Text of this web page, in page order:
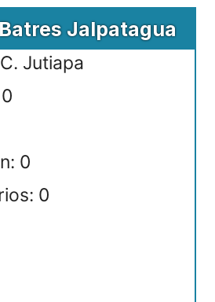
Jalpatagua
Jutiapa
0
0